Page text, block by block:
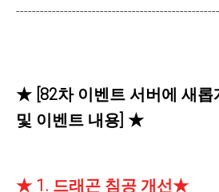
★ [82차 이벤트 서버에 새롭
및 이벤트 내용] ★
★ 1. 드래곤 침공 개선★